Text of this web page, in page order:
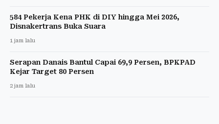
584 Pekerja Kena PHK di DIY hingga Mei 2026,
Disnakertrans Buka Suara
1 jam lalu
Serapan Danais Bantul Capai 69,9 Persen, BPKPAD
Kejar Target 80 Persen
2 jam lalu